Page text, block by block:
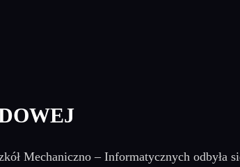
Mechaniczno – Informatycznych